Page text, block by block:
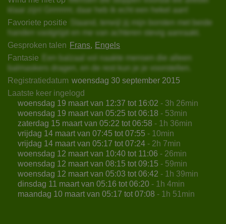
klaar zijn! Grrrrrrrrr, daar heb ik echt een hekel aan!
Favoriete positie
Staand, terwijl jij mijn borsten met beide
handen vastgrijpt en me van achteren stevig aanraakt.
Gesproken talen Frans
Engels
Fantasie
Een balzaal vol naakte mensen die alleen
balmaskers dragen, en de rest kun je je voorstellen.
Registratiedatum woensdag 30 september 2015
Laatste keer ingelogd
woensdag 19 maart van 12:37 tot 16:02 - 3h 26min
woensdag 19 maart van 05:25 tot 06:18 - 53min
zaterdag 15 maart van 05:22 tot 06:58 - 1h 36min
vrijdag 14 maart van 07:45 tot 07:55 - 10min
vrijdag 14 maart van 05:17 tot 07:24 - 2h 7min
woensdag 12 maart van 10:40 tot 11:06 - 26min
woensdag 12 maart van 08:15 tot 09:15 - 59min
woensdag 12 maart van 05:03 tot 06:42 - 1h 39min
dinsdag 11 maart van 05:16 tot 06:20 - 1h 4min
maandag 10 maart van 05:17 tot 07:08 - 1h 51min